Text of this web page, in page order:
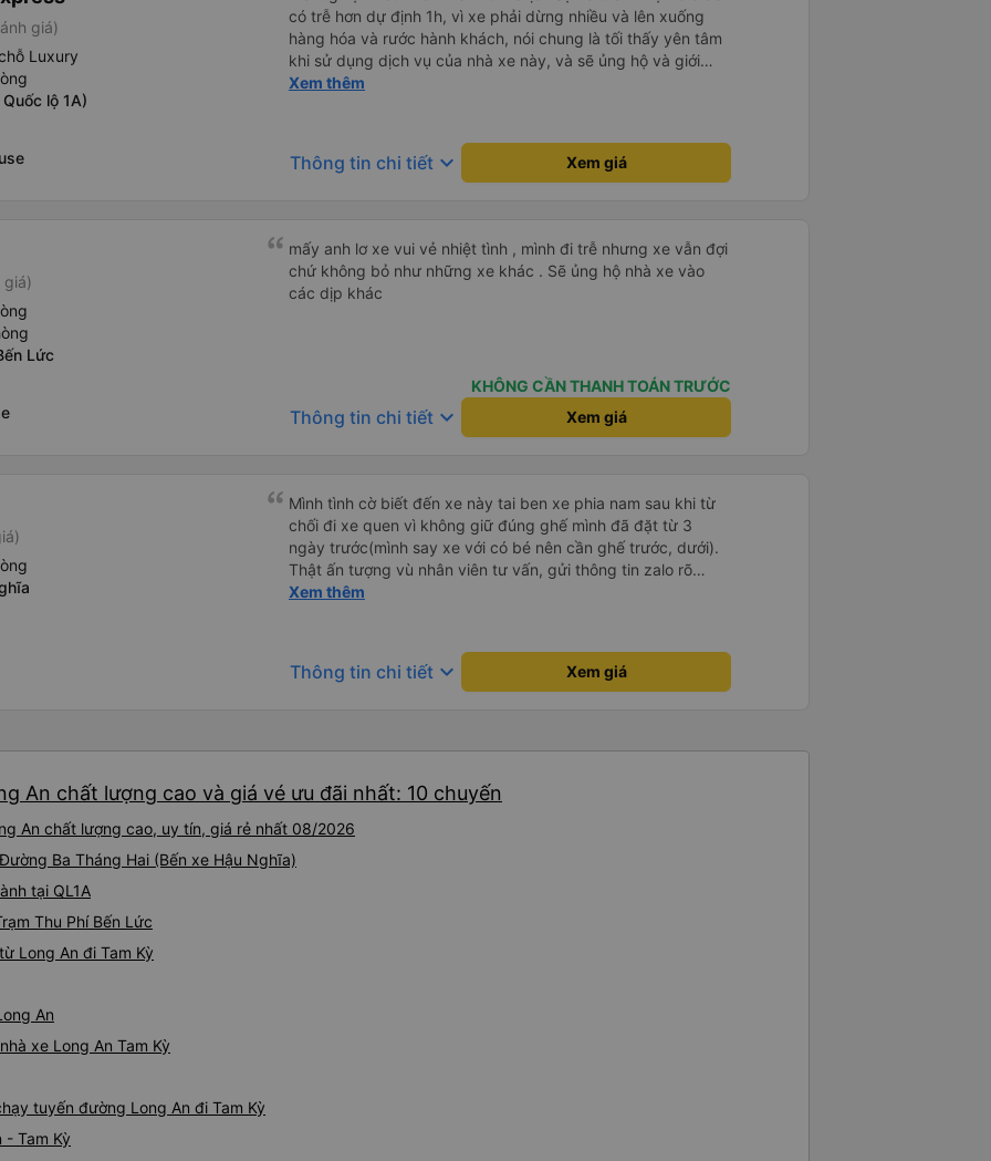
giá)
Luxury
lộ 1A)
có trễ hơn dự định 1h, vì xe phải dừng nhiều và lên xuống
hàng hóa và rước hành khách, nói chung là tối thấy yên tâm
khi sử dụng dịch vụ của nhà xe này, và sẽ ủng hộ và giới
thiệu cho người thân sử dụng dịch vụ của nhà xe này
Xem thêm
Thông tin chi tiết keyboard_arrow_down Xem giá
giá)
Lức
mấy anh lơ xe vui vẻ nhiệt tình , mình đi trễ nhưng xe vẫn đợi
chứ không bỏ như những xe khác . Sẽ ủng hộ nhà xe vào
các dịp khác
KHÔNG CẦN THANH TOÁN TRƯỚC
Thông tin chi tiết keyboard_arrow_down Xem giá
Mình tình cờ biết đến xe này tai ben xe phia nam sau khi từ
chối đi xe quen vì không giữ đúng ghế mình đã đặt từ 3
ngày trước(mình say xe với có bé nên cần ghế trước, dưới).
Thật ấn tượng vù nhân viên tư vấn, gửi thông tin zalo rõ
ràng, chuyên nghiệp. Đi đúng giờ, xe mới toanh, sạch sẽ
chân, ổ sạc pin, ... thích view ngắm cảnh cực chill, các anh
tài và lơ cũng cực dễ thương, tâm lý. 10 điểm không nhưng.
xe này
Xem thêm
Thông tin chi tiết keyboard_arrow_down Xem giá
An chất lượng cao và giá vé ưu đãi nhất: 10 chuyến
An chất lượng cao, uy tín, giá rẻ nhất 08/2026
Ba Tháng Hai (Bến xe Hậu Nghĩa)
tại QL1A
Thu Phí Bến Lức
Long An đi Tam Kỳ
An
xe Long An Tam Kỳ
tuyến đường Long An đi Tam Kỳ
Tam Kỳ